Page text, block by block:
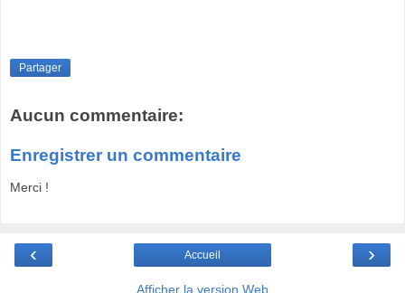
Partager
Aucun commentaire:
Enregistrer un commentaire
Merci !
‹ ›
Accueil
Afficher la version Web